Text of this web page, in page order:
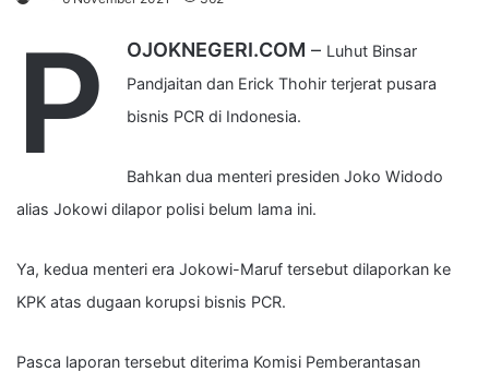
P OJOKNEGERI.COM – Luhut Binsar
Pandjaitan dan Erick Thohir terjerat pusara
bisnis PCR di Indonesia.
Bahkan dua menteri presiden Joko Widodo
alias Jokowi dilapor polisi belum lama ini.
Ya, kedua menteri era Jokowi-Maruf tersebut dilaporkan ke
KPK atas dugaan korupsi bisnis PCR.
Pasca laporan tersebut diterima Komisi Pemberantasan